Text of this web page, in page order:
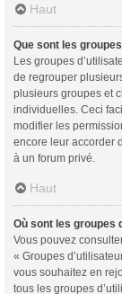
Haut
Que sont les
Les groupes
de regrouper
plusieurs groupes et
individuelles. Ceci
modifier les
encore leur accorder
à un forum privé.
Haut
Où sont les groupes
Vous pouvez
« Groupes
vous souhaitez en
tous les groupes